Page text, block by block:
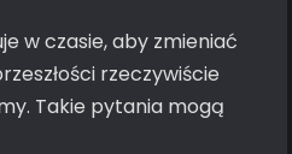
w czasie, aby zmieniać
rzeczywiście
Takie pytania mogą